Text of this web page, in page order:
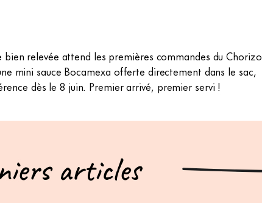
relevée attend les premières commandes du Chorizo
mini sauce Bocamexa offerte directement dans le sac,
dès le 8 juin. Premier arrivé, premier servi !
articles